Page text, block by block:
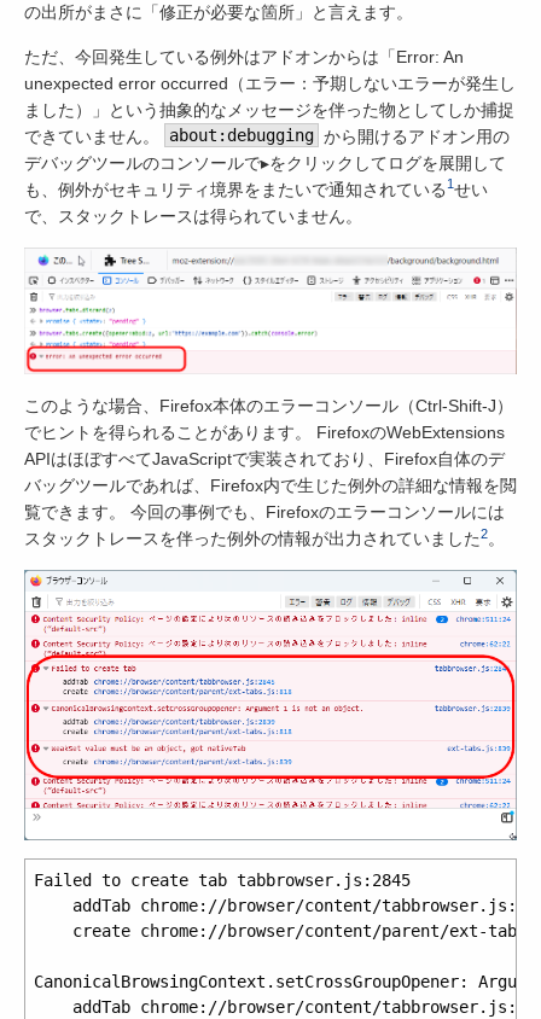
の出所がまさに「修正が必要な箇所」と言えます。
ただ、今回発生している例外はアドオンからは「Error: An
unexpected error occurred（エラー：予期しないエラーが発生し
ました）」という抽象的なメッセージを伴った物としてしか捕捉
できていません。
about:debugging から開けるアドオン用の
デバッグツールのコンソールで▸をクリックしてログを展開して
も、例外がセキュリティ境界をまたいで通知されている 1 せい
で、スタックトレースは得られていません。
このような場合、Firefox本体のエラーコンソール（Ctrl-Shift-J）
でヒントを得られることがあります。 FirefoxのWebExtensions
APIはほぼすべてJavaScriptで実装されており、Firefox自体のデ
バッグツールであれば、Firefox内で生じた例外の詳細な情報を閲
覧できます。 今回の事例でも、Firefoxのエラーコンソールには
スタックトレースを伴った例外の情報が出力されていました2。
Failed to create tab tabbrowser.js:2845
addTab chrome://browser/content/
create chrome://browser/content/parent/ext-
CanonicalBrowsingContext.setCrossGroupOpener:
addTab chrome://browser/content/